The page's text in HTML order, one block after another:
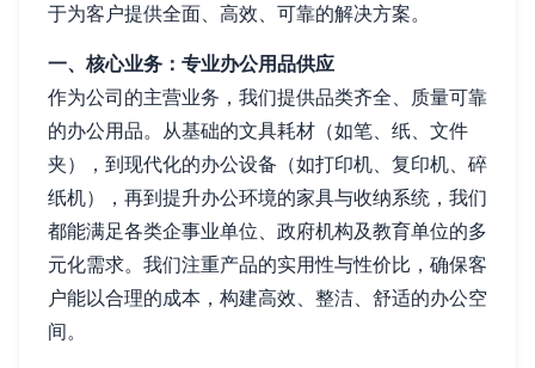
于为客户提供全面、高效、可靠的解决方案。
一、核心业务：专业办公用品供应
作为公司的主营业务，我们提供品类齐全、质量可靠
的办公用品。从基础的文具耗材（如笔、纸、文件
夹），到现代化的办公设备（如打印机、复印机、碎
纸机），再到提升办公环境的家具与收纳系统，我们
都能满足各类企事业单位、政府机构及教育单位的多
元化需求。我们注重产品的实用性与性价比，确保客
户能以合理的成本，构建高效、整洁、舒适的办公空
间。